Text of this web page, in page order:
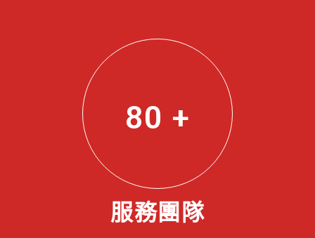
80 +
服務團隊